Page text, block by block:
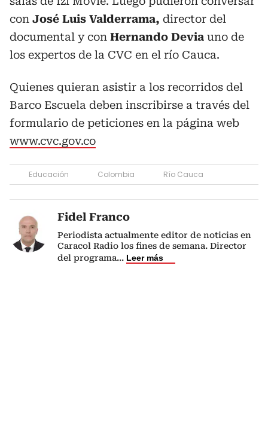
con José Luis Valderrama, director del
documental y con Hernando Devia uno de
los expertos de la CVC en el río Cauca.
Quienes quieran asistir a los recorridos del
Barco Escuela deben inscribirse a través del
formulario de peticiones en la página web
www.cvc.gov.co
Educación Colombia Río Cauca
Fidel Franco
Periodista actualmente editor de noticias en
Caracol Radio los fines de semana. Director
del programa... Leer más